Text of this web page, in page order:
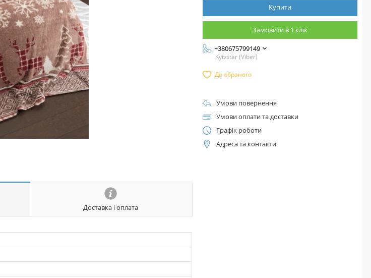
Доставка і оплата
Купити
Замовити в 1 клік
+380675799149
Kyivstar (Viber)
До обраного
Умови повернення
Умови оплати та доставки
Графік роботи
Адреса та контакти